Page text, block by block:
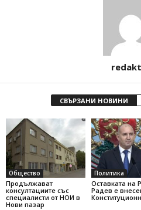
СВЪРЗАНИ НОВИНИ
Общество
Продължават
консултациите със
специалисти от НОИ в
Нови пазар
Политика
Оставката на
Радев е